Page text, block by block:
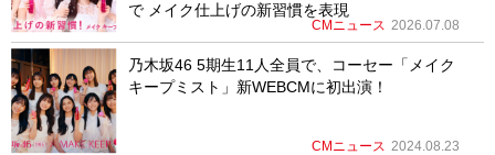
で メイク仕上げの新習慣を表現
CMニュース 2026.07.08
乃木坂46 5期生11人全員で、コーセー「メイク
キープミスト」新WEBCMに初出演！
CMニュース 2024.08.23